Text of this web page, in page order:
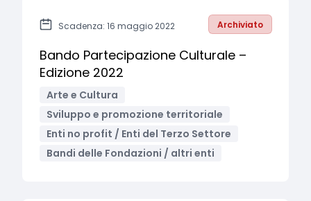
Scadenza: 16 maggio 2022 Archiviato
Bando Partecipazione Culturale –
Edizione 2022
Arte e Cultura
Sviluppo e promozione territoriale
Enti no profit / Enti del Terzo Settore
Bandi delle Fondazioni / altri enti